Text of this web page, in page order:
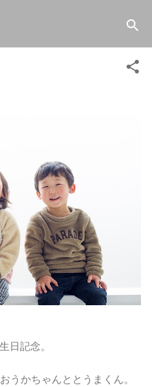
ンテンツに移動
日記念。
うかちゃんととうまくん。